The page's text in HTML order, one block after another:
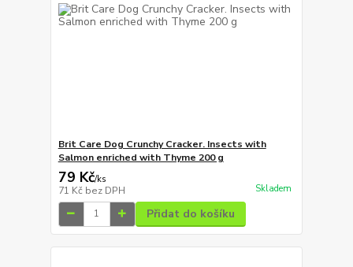
Brit Care Dog Crunchy Cracker. Insects with
Salmon enriched with Thyme 200 g
79 Kč/ks
71 Kč bez DPH Skladem
Přidat do košíku